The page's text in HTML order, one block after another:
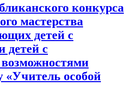
конкурса
мастерства
детей с
детей с
«Учитель особой